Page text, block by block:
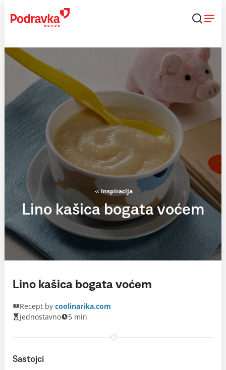
content
Inspiracija
Lino kašica bogata voćem
Lino kašica bogata voćem
Recept by coolinarika.com
Jednostavno
5 min
Sastojci